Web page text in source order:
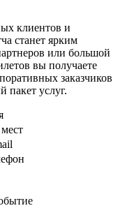
клиентов и
станет ярким
или большой
вы получаете
заказчиков
пакет услуг.